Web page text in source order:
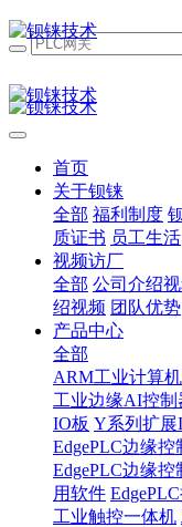
首页
关于钡铼
全部 福利制度
质证书 员工生活
视频访厂
全部 公司介绍
绍视频 团队优势
产品中心
全部
ARM工业计算机
工业边缘AI控制
IO板 Y系列扩展
EdgePLC边缘控
EdgePLC边缘控
用软件
工业触控一体机